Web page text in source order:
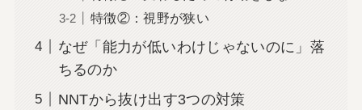
特徴②：視野が狭い
なぜ「能力が低いわけじゃないのに」落
ちるのか
NNTから抜け出す3つの対策